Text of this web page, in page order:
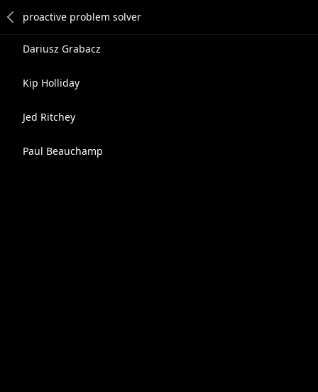
Dariusz Grabacz
Kip Holliday
Jed Ritchey
Paul Beauchamp